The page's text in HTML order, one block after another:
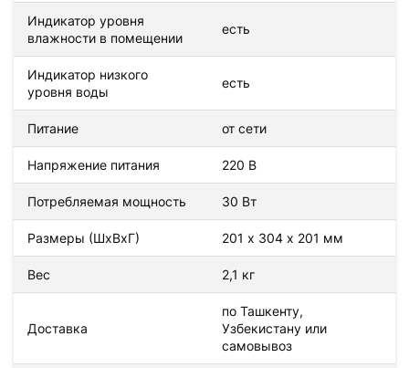
Индикатор уровня
влажности в помещении
есть
Индикатор низкого
уровня воды
есть
Питание от сети
Напряжение питания 220 В
Потребляемая мощность 30 Вт
Размеры (ШхВхГ) 201 х 304 х 201 мм
Вес 2,1 кг
Доставка
по Ташкенту,
Узбекистану или
самовывоз